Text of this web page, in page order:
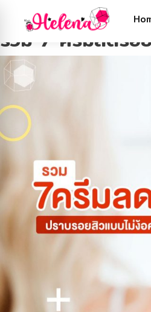
Tag:สิวอุดตัน
รวม 7 ครีมลดรอ